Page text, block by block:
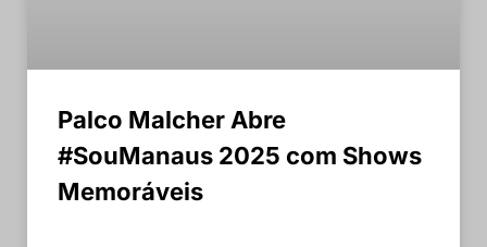
Palco Malcher Abre
#SouManaus 2025 com Shows
Memoráveis